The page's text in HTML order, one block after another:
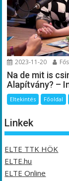
2023-11-20
Na de mit is
Alapítvány? –
Eltekintés Főoldal
Linkek
ELTE TTK HÖK
ELTE.hu
ELTE Online